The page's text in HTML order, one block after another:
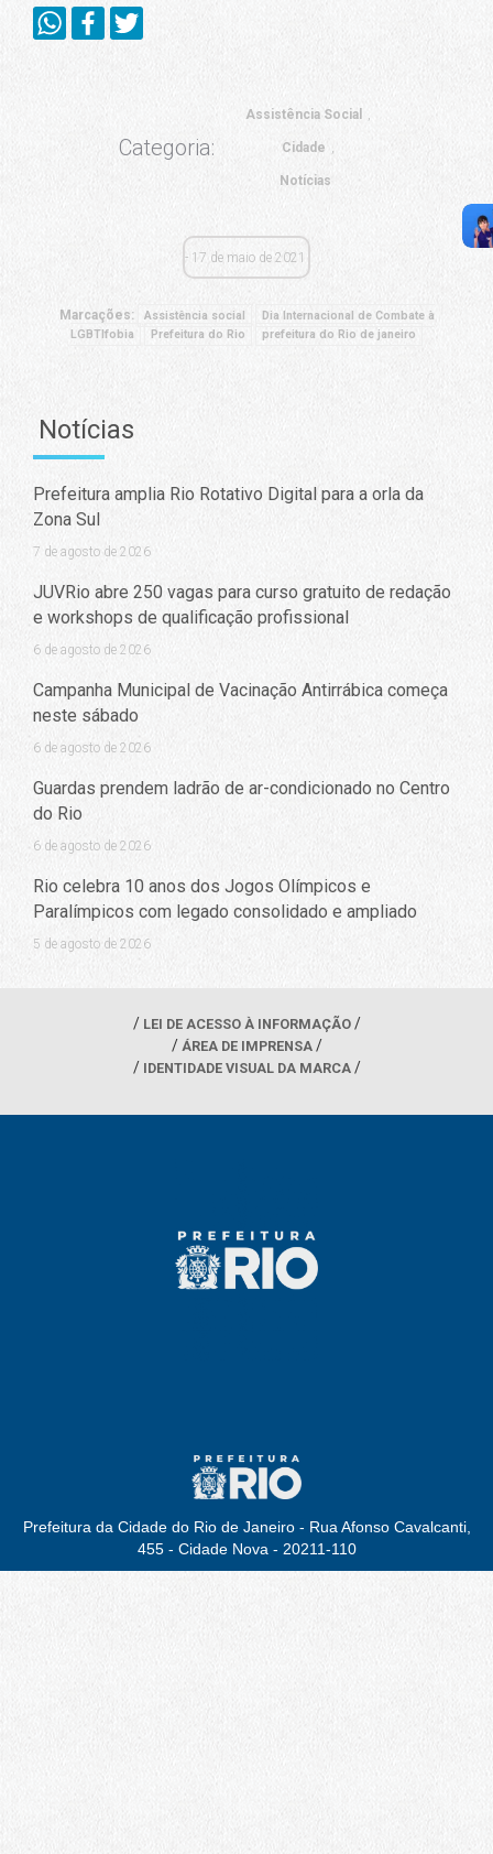
Categoria:
Assistência Social
Cidade
Notícias
17 de maio de 2021
Marcações: Assistência social
Dia Internacional de Combate à
LGBTIfobia
Prefeitura do Rio prefeitura do Rio de janeiro
Notícias
Prefeitura amplia Rio Rotativo Digital para a orla da
Zona Sul
7 de agosto de 2026
JUVRio abre 250 vagas para curso gratuito de redação
e workshops de qualificação profissional
6 de agosto de 2026
Campanha Municipal de Vacinação Antirrábica começa
neste sábado
6 de agosto de 2026
Guardas prendem ladrão de ar-condicionado no Centro
do Rio
6 de agosto de 2026
Rio celebra 10 anos dos Jogos Olímpicos e
Paralímpicos com legado consolidado e ampliado
5 de agosto de 2026
LEI DE ACESSO À INFORMAÇÃO
ÁREA DE IMPRENSA
IDENTIDADE VISUAL DA MARCA
Prefeitura da Cidade do Rio de Janeiro - Rua Afonso Cavalcanti,
455 - Cidade Nova - 20211-110